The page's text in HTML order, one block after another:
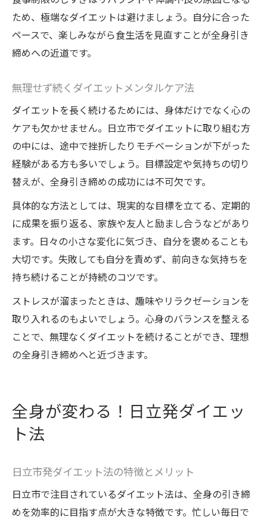
ため、極端なダイエットは避けましょう。自分に合った
ペースで、楽しみながら食生活を見直すことが全身引き
締めへの近道です。
無理せず続くダイエットメンタルケア法
ダイエットを長く続けるためには、身体だけでなく心の
ケアも欠かせません。日立市でダイエットに取り組む方
の中には、途中で挫折したりモチベーションが下がった
経験がある方も多いでしょう。目標設定や気持ちの切り
替えが、全身引き締めの成功には不可欠です。
具体的な方法としては、現実的な目標を立てる、定期的
に成果を振り返る、家族や友人と励まし合うなどがあり
ます。日々の小さな変化に気づき、自分を褒めることも
大切です。失敗しても自分を責めず、前向きな気持ちを
持ち続けることが持続のコツです。
ストレスが溜まったときは、趣味やリラクゼーションを
取り入れるのもよいでしょう。心身のバランスを整える
ことで、無理なくダイエットを続けることができ、理想
の全身引き締めへと近づきます。
全身が変わる！日立発ダイエッ
ト法
日立市発ダイエット法の特徴とメリット
日立市で注目されているダイエット法は、全身の引き締
めを効率的に目指す点が大きな特徴です。忙しい毎日で